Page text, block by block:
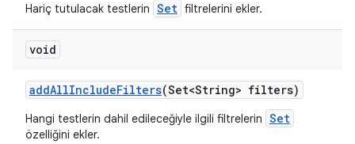
Hariç tutulacak testlerin Set filtrelerini ekler.
void
addAllIncludeFilters(Set<String> filters)
Hangi testlerin dahil edileceğiyle ilgili filtrelerin Set
özelliğini ekler.